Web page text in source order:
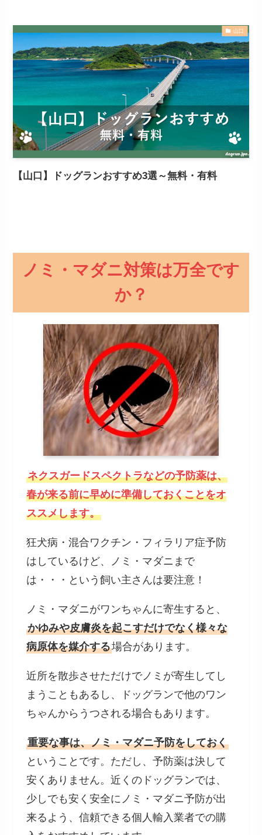
山口
【山口】ドッグランおすすめ3選～無料・有料
ノミ・マダニ対策は万全です
か？
ネクスガードスペクトラなどの予防薬は、
春が来る前に早めに準備しておくことをオ
ススメします。
狂犬病・混合ワクチン・フィラリア症予防
はしているけど、ノミ・マダニまで
は・・・という飼い主さんは要注意！
ノミ・マダニがワンちゃんに寄生すると、
かゆみや皮膚炎を起こすだけでなく様々な
病原体を媒介する場合があります。
近所を散歩させただけでノミが寄生してし
まうこともあるし、ドッグランで他のワン
ちゃんからうつされる場合もあります。
重要な事は、ノミ・マダニ予防をしておく
ということです。ただし、予防薬は決して
安くありません。近くのドッグランでは、
少しでも安く安全にノミ・マダニ予防が出
来るよう、信頼できる個人輸入業者での購